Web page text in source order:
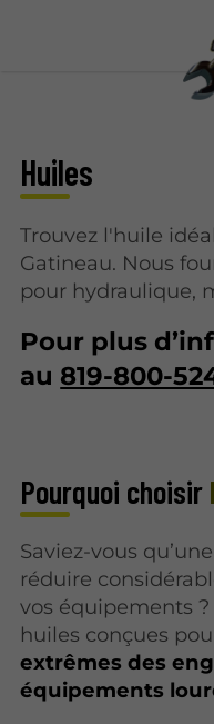
Huiles
Trouvez l'huile
Gatineau. Nous
pour hydraulique,
Pour plus
au 819-800-
Pourquoi choisir
Saviez-vous
réduire
vos équipements
huiles conçues
extrêmes des
équipements